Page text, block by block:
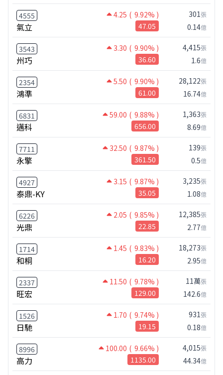
4555 4.25 ( 9.92% )
氣立 47.05
301張
0.14億
3543 3.30 ( 9.90% )
州巧 36.60
4,415張
1.6億
2354 5.50 ( 9.90% )
鴻準 61.00
28,122張
16.74億
6831 59.00 ( 9.88% )
邁科 656.00
1,363張
8.69億
7711 32.50 ( 9.87% )
永擎 361.50
139張
0.5億
4927 3.15 ( 9.87% )
泰鼎-KY 35.05
3,235張
1.08億
6226 2.05 ( 9.85% )
光鼎 22.85
12,385張
2.77億
1714 1.45 ( 9.83% )
和桐 16.20
18,273張
2.95億
2337 11.50 ( 9.78% )
旺宏 129.00
11萬張
142.6億
1526 1.70 ( 9.74% )
日馳 19.15
931張
0.18億
8996 100.00 ( 9.66% )
高力 1135.00
4,015張
44.34億